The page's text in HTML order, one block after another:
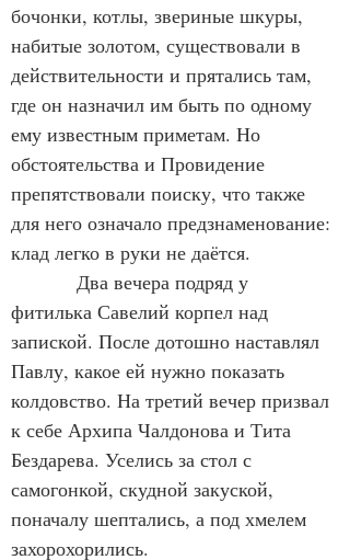
бочонки, котлы, звериные шкуры,
набитые золотом, существовали в
действительности и прятались там,
где он назначил им быть по одному
ему известным приметам. Но
обстоятельства и Провидение
препятствовали поиску, что также
для него означало предзнаменование:
клад легко в руки не даётся.
фитилька Савелий корпел над
запиской. После дотошно наставлял
Павлу, какое ей нужно показать
колдовство. На третий вечер призвал
к себе Архипа Чалдонова и Тита
Бездарева. Уселись за стол с
самогонкой, скудной закуской,
поначалу шептались, а под хмелем
захорохорились.